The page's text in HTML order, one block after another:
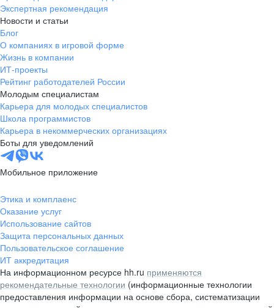
Экспертная рекомендация
Новости и статьи
Блог
О компаниях в игровой форме
Жизнь в компании
ИТ-проекты
Рейтинг работодателей России
Молодым специалистам
Карьера для молодых специалистов
Школа программистов
Карьера в некоммерческих организациях
Боты для уведомлений
Мобильное приложение
Этика и комплаенс
Оказание услуг
Использование сайтов
Защита персональных данных
Пользовательское соглашение
ИТ аккредитация
На информационном ресурсе hh.ru применяются
рекомендательные технологии (информационные технологии
предоставления информации на основе сбора, систематизации